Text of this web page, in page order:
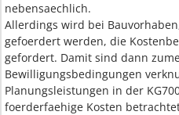
nebensaechlich.
Allerdings wird bei
gefoerdert werden, die
gefordert. Damit sind dann
Bewilligungsbedingungen
Planungsleistungen in der
foerderfaehige Kosten